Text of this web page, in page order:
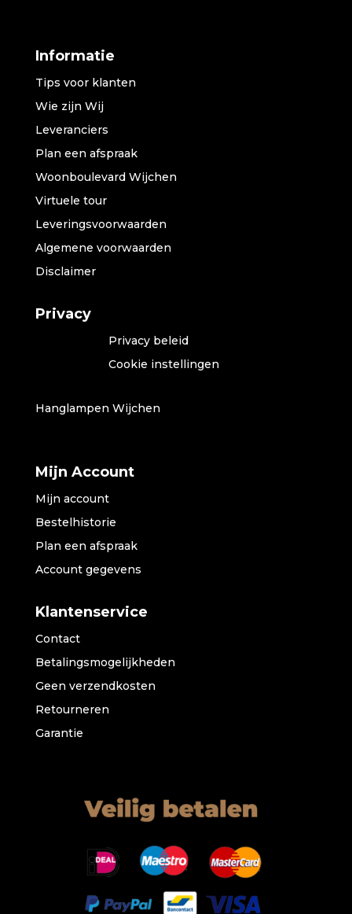
Informatie
Tips voor klanten
Wie zijn Wij
Leveranciers
Plan een afspraak
Woonboulevard Wijchen
Virtuele tour
Leveringsvoorwaarden
Algemene voorwaarden
Disclaimer
Privacy
Privacy beleid
Cookie instellingen
Hanglampen Wijchen
Mijn Account
Mijn account
Bestelhistorie
Plan een afspraak
Account gegevens
Klantenservice
Contact
Betalingsmogelijkheden
Geen verzendkosten
Retourneren
Garantie